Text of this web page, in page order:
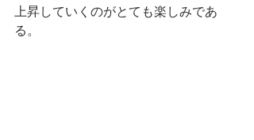
上昇していくのがとても楽しみであ
る。